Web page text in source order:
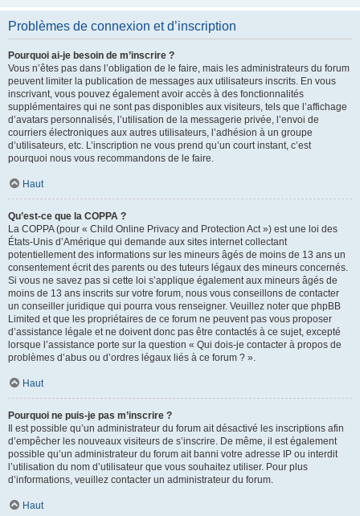
Problèmes de connexion et d’inscription
Pourquoi ai-je besoin de m’inscrire ?
Vous n’êtes pas dans l’obligation de le faire, mais les administrateurs du forum
peuvent limiter la publication de messages aux utilisateurs inscrits. En vous
inscrivant, vous pouvez également avoir accès à des fonctionnalités
supplémentaires qui ne sont pas disponibles aux visiteurs, tels que l’affichage
d’avatars personnalisés, l’utilisation de la messagerie privée, l’envoi de
courriers électroniques aux autres utilisateurs, l’adhésion à un groupe
d’utilisateurs, etc. L’inscription ne vous prend qu’un court instant, c’est
pourquoi nous vous recommandons de le faire.
Haut
Qu’est-ce que la COPPA ?
La COPPA (pour « Child Online Privacy and Protection Act ») est une loi des
États-Unis d’Amérique qui demande aux sites internet collectant
potentiellement des informations sur les mineurs âgés de moins de 13 ans un
consentement écrit des parents ou des tuteurs légaux des mineurs concernés.
Si vous ne savez pas si cette loi s’applique également aux mineurs âgés de
moins de 13 ans inscrits sur votre forum, nous vous conseillons de contacter
un conseiller juridique qui pourra vous renseigner. Veuillez noter que phpBB
Limited et que les propriétaires de ce forum ne peuvent pas vous proposer
d’assistance légale et ne doivent donc pas être contactés à ce sujet, excepté
lorsque l’assistance porte sur la question « Qui dois-je contacter à propos de
problèmes d’abus ou d’ordres légaux liés à ce forum ? ».
Haut
Pourquoi ne puis-je pas m’inscrire ?
Il est possible qu’un administrateur du forum ait désactivé les inscriptions afin
d’empêcher les nouveaux visiteurs de s’inscrire. De même, il est également
possible qu’un administrateur du forum ait banni votre adresse IP ou interdit
l’utilisation du nom d’utilisateur que vous souhaitez utiliser. Pour plus
d’informations, veuillez contacter un administrateur du forum.
Haut